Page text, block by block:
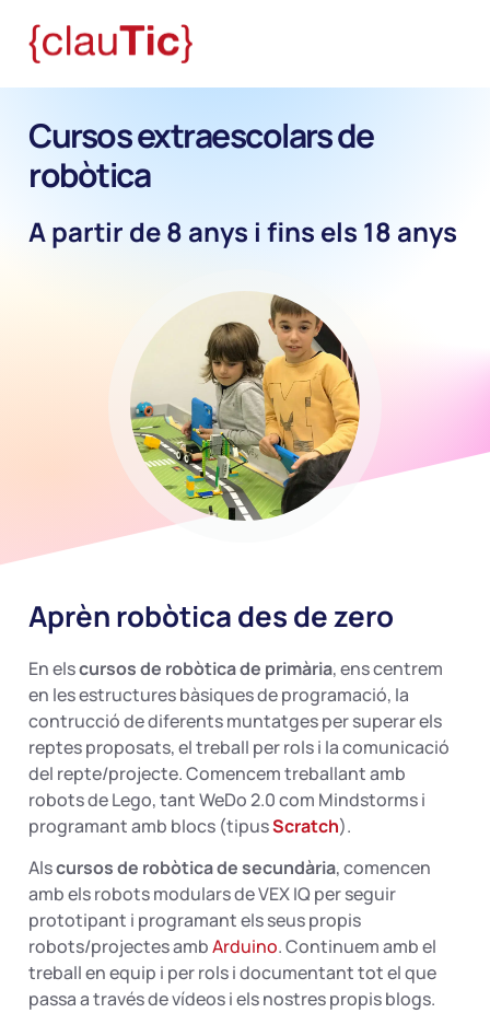
Cursos extraescolars de
robòtica
A partir de 8 anys i fins els 18 anys
Aprèn robòtica des de zero
En elscursos de robòtica de primària, ens centrem
en les estructures bàsiques de programació, la
contrucció de diferents muntatges per superar els
reptes proposats, el treball per rols i la comunicació
del repte/projecte. Comencem treballant amb
robots de Lego, tant WeDo 2.0 com Mindstorms i
programant amb blocs (tipusScratch).
Alscursos de robòtica de secundària, comencen
amb els robots modulars de VEX IQ per seguir
prototipant i programant els seus propis
robots/projectes ambArduino. Continuem amb el
treball en equip i per rols i documentant tot el que
passa a través de vídeos i els nostres propis blogs.